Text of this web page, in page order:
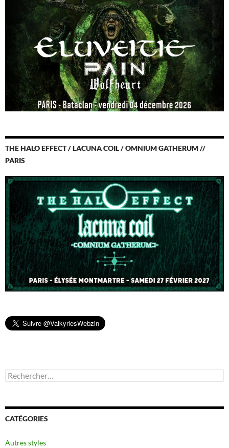
THE HALO EFFECT / LACUNA COIL / OMNIUM GATHERUM //
PARIS
Rechercher :
CATÉGORIES
Autres styles